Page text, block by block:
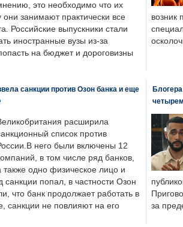
это необходимо что их
они занимают практически все
Российские выпускники стали
иностранные вузы из-за
на бюджет и дороговизны
возник
санкции против Озон банка и еще
расширила
список против
него были включены 12
в том числе ряд банков,
также одно физическое лицо и
санкции попал, в частности Озон
что банк продолжает работать в
санкции не повлияют на его
за